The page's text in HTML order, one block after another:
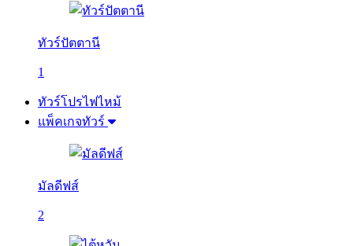
ทัวร์ปัตตานี
1
ทัวร์โปรไฟไหม้
แพ็คเกจทัวร์
มัลดีฟส์
2